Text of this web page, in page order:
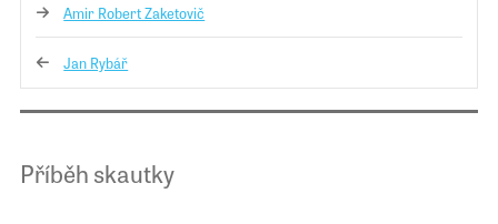
Amir Robert Zaketovič
Jan Rybář
Příběh skautky